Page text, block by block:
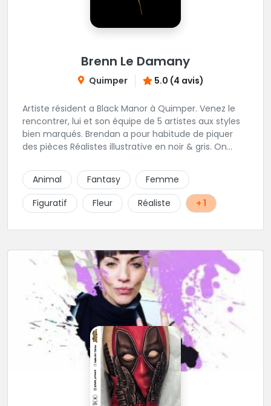
Brenn Le Damany
Quimper 5.0 (4 avis)
Artiste résident a Black Manor à Quimper. Venez le
rencontrer, lui et son équipe de 5 artistes aux styles
bien marqués. Brendan a pour habitude de piquer
des pièces Réalistes illustrative en noir & gris. On
de votre projet avec lui.
Animal Fantasy
Femme
Figuratif
Fleur Réaliste + 1